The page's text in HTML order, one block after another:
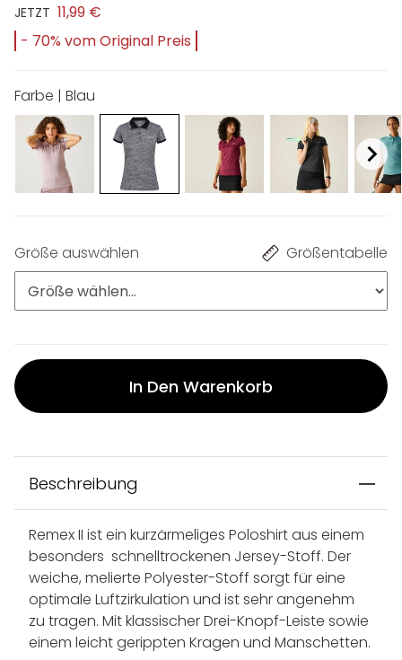
JETZT 11,99 €
- 70% vom Original Preis
Farbe | Blau
Größe auswählen Größentabelle
In Den Warenkorb
Beschreibung
Remex II ist ein kurzärmeliges Poloshirt aus einem
besonders schnelltrockenen Jersey-Stoff. Der
weiche, melierte Polyester-Stoff sorgt für eine
optimale Luftzirkulation und ist sehr angenehm
zu tragen. Mit klassischer Drei-Knopf-Leiste sowie
einem leicht gerippten Kragen und Manschetten.